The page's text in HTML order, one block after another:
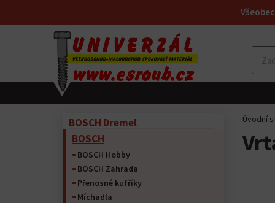
BOSCH Dremel
BOSCH
BOSCH Hobby
BOSCH Zahrada
Přenosné kufříky
Míchadla
Úvodní